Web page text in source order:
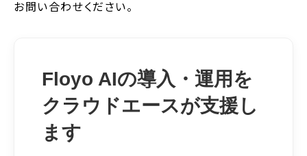
お問い合わせください。
Floyo AIの導入・運用を
クラウドエースが支援し
ます